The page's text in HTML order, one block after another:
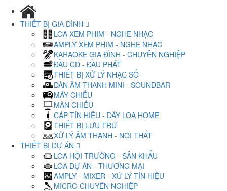
THIẾT BỊ GIA ĐÌNH
LOA XEM PHIM - NGHE NHẠC
AMPLY XEM PHIM - NGHE NHẠC
KARAOKE GIA ĐÌNH - CHUYÊN NGHIỆP
ĐẦU CD - ĐẦU PHÁT
THIẾT BỊ XỬ LÝ NHẠC SỐ
DÀN ÂM THANH MINI - SOUNDBAR
MÁY CHIẾU
MÀN CHIẾU
CÁP TÍN HIỆU - DÂY LOA HOME
THIẾT BỊ LƯU TRỮ
XỬ LÝ ÂM THANH - NỘI THẤT
THIẾT BỊ DỰ ÁN
LOA HỘI TRƯỜNG - SÂN KHẤU
LOA DỰ ÁN - THƯƠNG MẠI
AMPLY - MIXER - XỬ LÝ TÍN HIỆU
MICRO CHUYÊN NGHIỆP